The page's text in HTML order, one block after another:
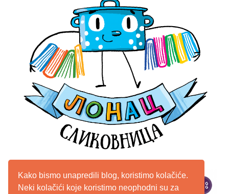
Kako bismo unapredili blog, koristimo kolačiće.
Neki kolačići koje koristimo neophodni su za